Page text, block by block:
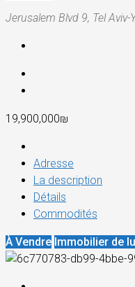
Jerusalem Blvd 9, Tel
19,900,000₪
Adresse
La description
Détails
Commodités
À Vendre Immobilier de